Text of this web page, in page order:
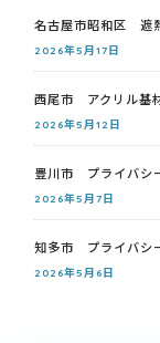
名古屋市昭和区 遮
2026年5月17日
西尾市 アクリル基
2026年5月12日
豊川市 プライバシ
2026年5月7日
知多市 プライバシ
2026年5月6日